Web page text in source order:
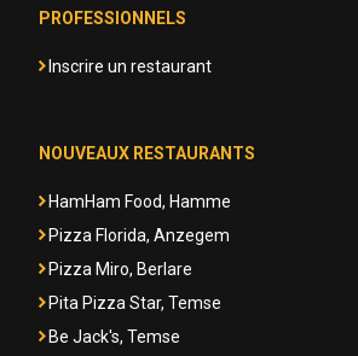
PROFESSIONNELS
Inscrire un restaurant
NOUVEAUX RESTAURANTS
HamHam Food, Hamme
Pizza Florida, Anzegem
Pizza Miro, Berlare
Pita Pizza Star, Temse
Be Jack's, Temse